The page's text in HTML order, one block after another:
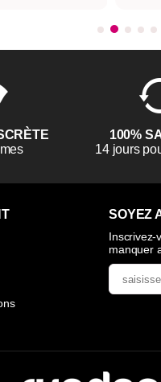
100%
14 jours
SOYEZ
Inscrivez-
manquer